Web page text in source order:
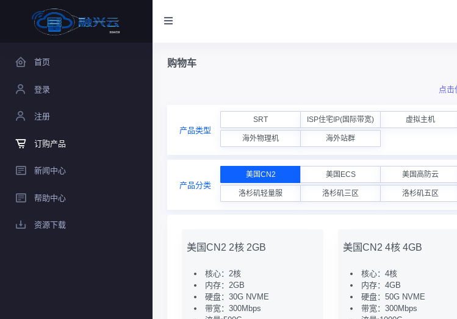
首页
登录
注册
订购产品
新闻中心
帮助中心
资源下载
购物车
点
产品类型
SRT ISP住宅IP(国际带宽) 虚拟主机
海外物理机 海外站群
产品分类
美国CN2 美国ECS 美国高防云
洛杉矶轻量服 洛杉矶三区 洛杉矶五区
美国CN2 2核 2GB
核心：2核
内存：2GB
硬盘：30G NVME
带宽：300Mbps
美国CN2 4核 4GB
核心：4核
内存：4GB
硬盘：50G NVME
带宽：300Mbps